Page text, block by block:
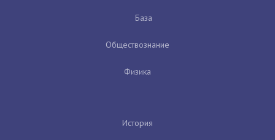
База
Обществознание
Физика
История